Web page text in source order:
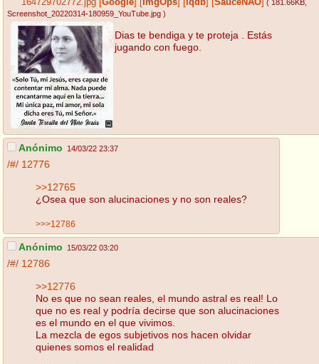
164729702772.jpg Google ImgOps iqdb SauceNAO ( 181.66KB
Screenshot_20220314-180959_YouTube.jpg )
Dias te bendiga y te proteja . Estás
jugando con fuego.
Anónimo 14/03/22 23:37
/#/ 12776
>>12765
¿Osea que son alucinaciones y no son reales?
>>>12786
Anónimo 15/03/22 03:20
/#/ 12786
>>12776
No es que no sean reales, el mundo astral es real! Lo
que no es real y podría decirse que son alucinaciones
es el mundo en el que vivimos.
La mezcla de egos subjetivos nos hacen olvidar
quienes somos el realidad